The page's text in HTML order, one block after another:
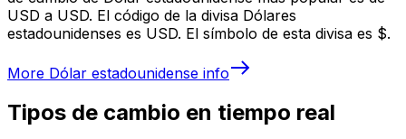
USD a USD. El código de la divisa Dólares
estadounidenses es USD. El símbolo de esta divisa es $.
More Dólar estadounidense info
Tipos de cambio en tiempo real